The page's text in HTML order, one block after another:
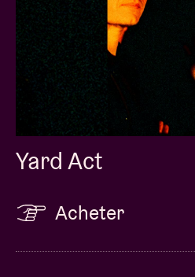
Yard Act
Acheter